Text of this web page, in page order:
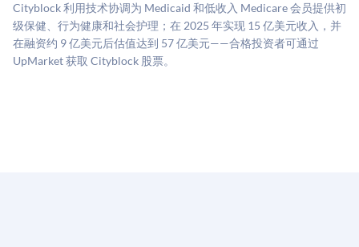
司可比倍数应用私有公司折扣，以反映流动性不足和信
息不对称。此估值不构成投资建议，可能与实际交易价
格存在重大差异。
Cityblock 利用技术协调为 Medicaid 和低收入 Medicare 会员提供初
级保健、行为健康和社会护理；在 2025 年实现 15 亿美元收入，并
在融资约 9 亿美元后估值达到 57 亿美元——合格投资者可通过
UpMarket 获取 Cityblock 股票。